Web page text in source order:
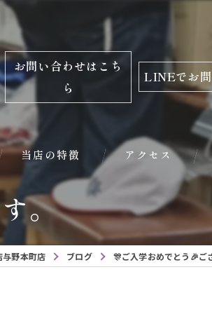
お問い合わせはこち
ら
LINEでお
当店の特徴
振袖
レンタル
学生服
アクセス
。
与野本町店 ブログ 🎊ご入学おめでとう🎉ご